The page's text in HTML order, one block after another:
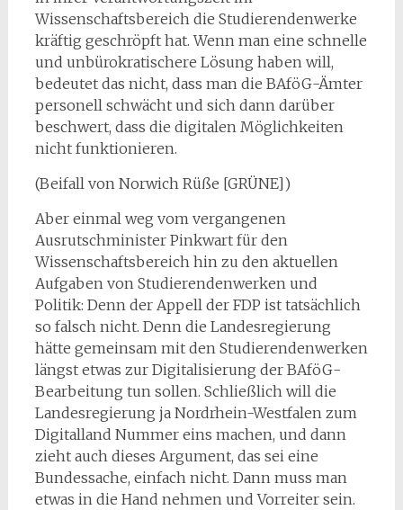
Wissenschaftsbereich die Studierendenwerke
kräftig geschröpft hat. Wenn man eine schnelle
und unbürokratischere Lösung haben will,
bedeutet das nicht, dass man die BAföG-Ämter
personell schwächt und sich dann darüber
beschwert, dass die digitalen Möglichkeiten
nicht funktionieren.
(Beifall von Norwich Rüße [GRÜNE])
Aber einmal weg vom vergangenen
Ausrutschminister Pinkwart für den
Wissenschaftsbereich hin zu den aktuellen
Aufgaben von Studierendenwerken und
Politik: Denn der Appell der FDP ist tatsächlich
so falsch nicht. Denn die Landesregierung
hätte gemeinsam mit den Studierendenwerken
längst etwas zur Digitalisierung der BAföG-
Bearbeitung tun sollen. Schließlich will die
Landesregierung ja Nordrhein-Westfalen zum
Digitalland Nummer eins machen, und dann
zieht auch dieses Argument, das sei eine
Bundessache, einfach nicht. Dann muss man
etwas in die Hand nehmen und Vorreiter sein.